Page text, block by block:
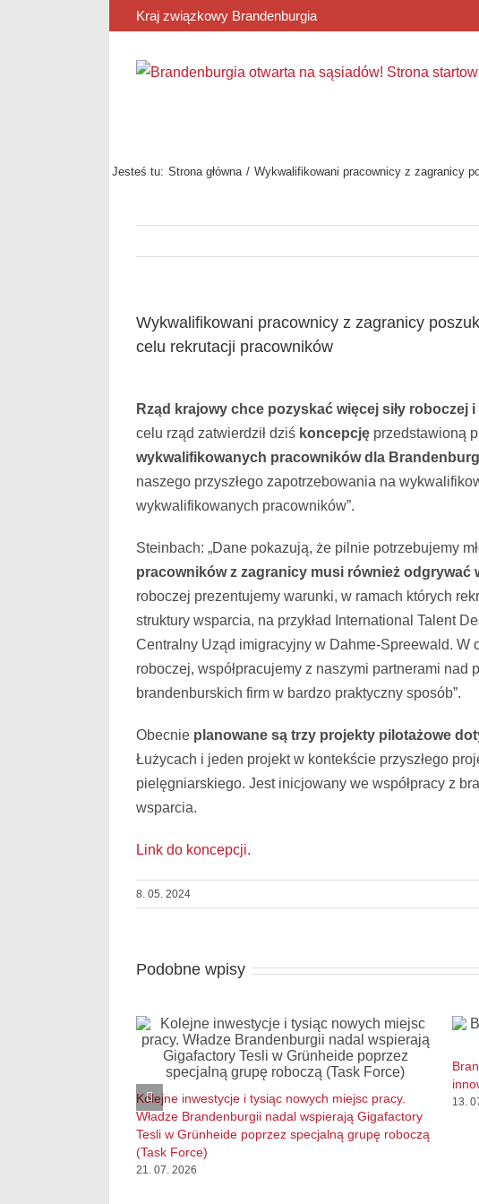
Kraj związkowy Brandenburgia
Jesteś tu: Strona główna Wykwalifikowani pracownicy z zagranicy
Wykwalifikowani pracownicy z zagranicy
celu rekrutacji pracowników
większy
obrazek
Rząd krajowy chce pozyskać więcej siły
celu rząd zatwierdził dziś koncepcję przedstawioną
wykwalifikowanych pracowników dla
naszego przyszłego zapotrzebowania na
wykwalifikowanych pracowników”.
Steinbach: „Dane pokazują, że pilnie potrzebujemy
pracowników z zagranicy musi również odgrywać
roboczej prezentujemy warunki, w ramach których
struktury wsparcia, na przykład International Talent
Centralny Uząd imigracyjny w Dahme-Spreewald.
roboczej, współpracujemy z naszymi partnerami
brandenburskich firm w bardzo praktyczny sposób”.
Obecnie planowane są trzy projekty pilotażowe
Łużycach i jeden projekt w kontekście przyszłego
pielęgniarskiego. Jest inicjowany we współpracy z
wsparcia.
Link do koncepcji.
8. 05. 2024
Podobne wpisy
Kolejne inwestycje i tysiąc nowych miejsc pracy.
Władze Brandenburgii nadal wspierają Gigafactory
Tesli w Grünheide poprzez specjalną grupę roboczą
(Task Force)
21. 07. 2026
13.